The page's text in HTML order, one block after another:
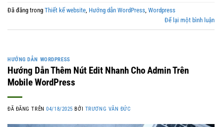
Đã đăng trong Thiết kế website Hướng dẫn WordPress Wordpress
Để lại một bình luận
HƯỚNG DẪN WORDPRESS
Hướng Dẫn Thêm Nút Edit Nhanh Cho Admin Trên
Mobile WordPress
ĐÃ ĐĂNG TRÊN04/18/2025 BỞI TRƯƠNG VĂN ĐỨC